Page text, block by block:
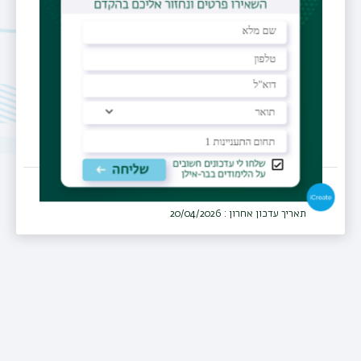
מרפאה
שירותי בריאות כללית, מחוז צפון
תאריך עדכון אחרון : 20/04/2026